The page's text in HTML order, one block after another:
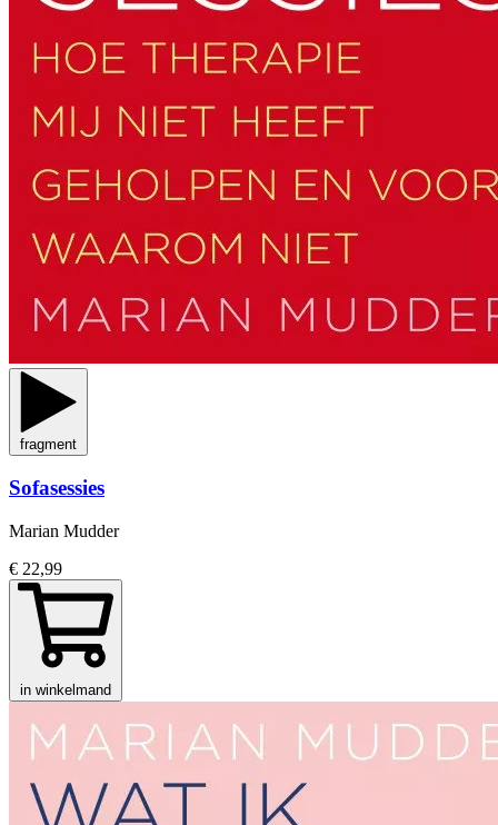
fragment
Sofasessies
Marian Mudder
€ 22,99
in winkelmand